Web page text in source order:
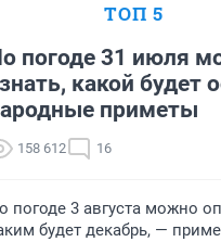
ТОП 5
погоде 31 июля
какой будет
приметы
158 612 16
погоде 3 августа можно
будет декабрь, —